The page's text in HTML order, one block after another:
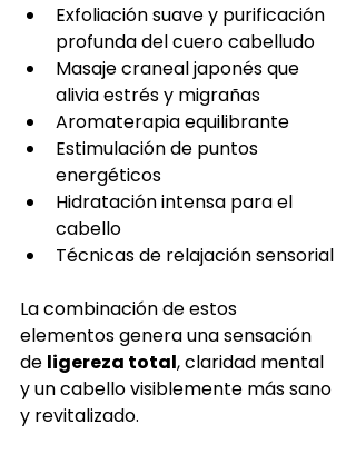
Exfoliación suave y purificación
profunda del cuero cabelludo
Masaje craneal japonés que
alivia estrés y migrañas
Aromaterapia equilibrante
Estimulación de puntos
energéticos
Hidratación intensa para el
cabello
Técnicas de relajación sensorial
La combinación de estos
elementos genera una sensación
de ligereza total, claridad mental
y un cabello visiblemente más sano
y revitalizado.